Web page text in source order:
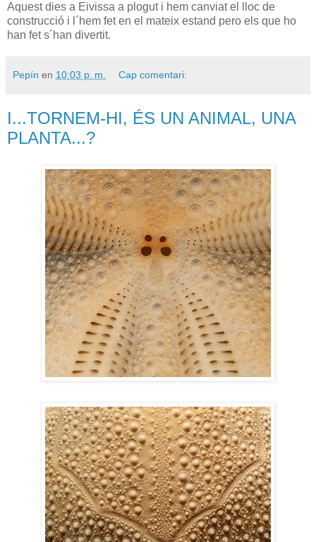
Aquest dies a Eivissa a plogut i hem canviat el lloc de
construcció i l´hem fet en el mateix estand pero els que ho
han fet s´han divertit.
Pepín en 10:03 p. m. Cap comentari:
I...TORNEM-HI, ÉS UN ANIMAL, UNA
PLANTA...?